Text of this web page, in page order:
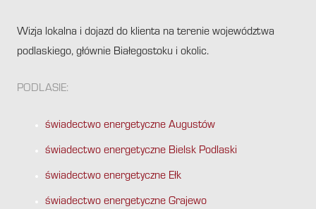
Wizja lokalna i dojazd do klienta na terenie województwa
podlaskiego, głównie Białegostoku i okolic.
PODLASIE:
świadectwo energetyczne Augustów
świadectwo energetyczne Bielsk Podlaski
świadectwo energetyczne Ełk
świadectwo energetyczne Grajewo